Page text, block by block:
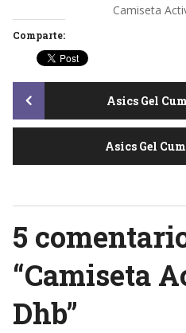
Camiseta
Comparte:
Post
Asics Gel
Asics Gel
5
“Camiseta
Dhb”